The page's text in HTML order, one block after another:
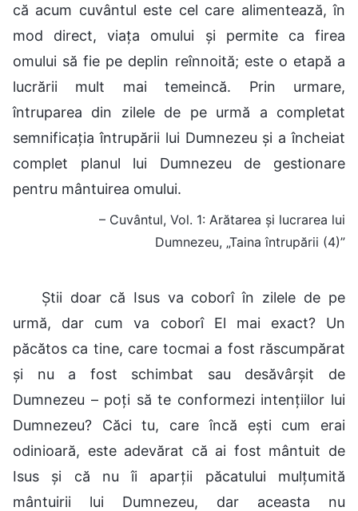
că acum cuvântul este cel care alimentează, în
mod direct, viața omului și permite ca firea
omului să fie pe deplin reînnoită; este o etapă a
lucrării mult mai temeincă. Prin urmare,
întruparea din zilele de pe urmă a completat
semnificația întrupării lui Dumnezeu și a încheiat
complet planul lui Dumnezeu de gestionare
pentru mântuirea omului.
– Cuvântul, Vol. 1: Arătarea și lucrarea lui
Dumnezeu, „Taina întrupării (4)”
Știi doar că Isus va coborî în zilele de pe
urmă, dar cum va coborî El mai exact? Un
păcătos ca tine, care tocmai a fost răscumpărat
și nu a fost schimbat sau desăvârșit de
Dumnezeu – poți să te conformezi intențiilor lui
Dumnezeu? Căci tu, care încă ești cum erai
odinioară, este adevărat că ai fost mântuit de
Isus și că nu îi aparții păcatului mulțumită
mântuirii lui Dumnezeu, dar aceasta nu